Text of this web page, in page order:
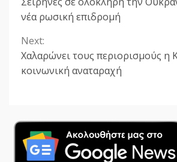
Reading
νέα ρωσική επιδρομή
Next:
Χαλαρώνει τους περιορισμούς η
κοινωνική αναταραχή